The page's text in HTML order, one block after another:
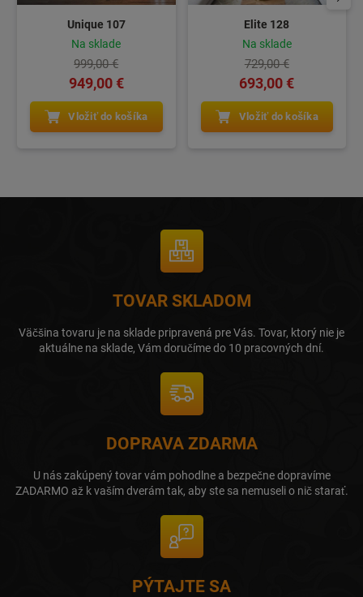
Unique 107
Na sklade
999,00 €
949,00 €
Vložiť do košíka
Elite 128
Na sklade
729,00 €
693,00 €
Vložiť do košíka
TOVAR SKLADOM
Väčšina tovaru je na sklade pripravená pre Vás. Tovar, ktorý nie je
aktuálne na sklade, Vám doručíme do 10 pracovných dní.
DOPRAVA ZDARMA
U nás zakúpený tovar vám pohodlne a bezpečne dopravíme
ZADARMO až k vaším dverám tak, aby ste sa nemuseli o nič starať.
PÝTAJTE SA